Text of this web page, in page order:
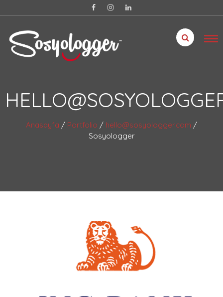
Anasayfa / Portfolio / hello@sosyologger.com /
Sosyologger